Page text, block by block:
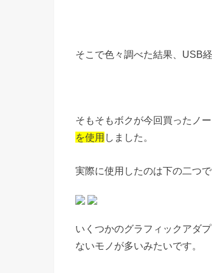
そこで色々調べた結果、USB
そもそもボクが今回買ったノ
を使用 しました。
実際に使用したのは下の二つで
いくつかのグラフィックアダ
ないモノが多いみたいです。